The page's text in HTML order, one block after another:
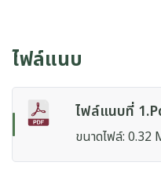
ไฟล์แนบ
ไฟล์แนบที่
ขนาดไฟล์: 0.32